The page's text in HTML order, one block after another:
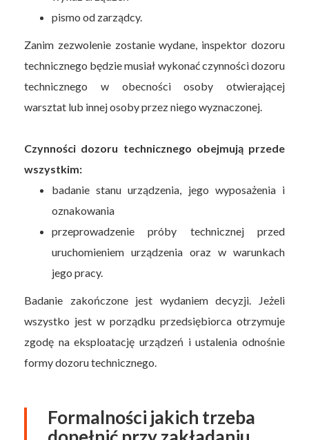
pismo od zarządcy.
Zanim zezwolenie zostanie wydane, inspektor dozoru
technicznego będzie musiał wykonać czynności dozoru
technicznego w obecności osoby otwierającej
warsztat lub innej osoby przez niego wyznaczonej.
Czynności dozoru technicznego obejmują przede
wszystkim:
badanie stanu urządzenia, jego wyposażenia i
oznakowania
przeprowadzenie próby technicznej przed
uruchomieniem urządzenia oraz w warunkach
jego pracy.
Badanie zakończone jest wydaniem decyzji. Jeżeli
wszystko jest w porządku przedsiębiorca otrzymuje
zgodę na eksploatację urządzeń i ustalenia odnośnie
formy dozoru technicznego.
Formalności jakich trzeba